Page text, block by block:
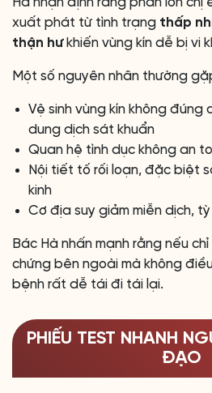
xuất phát từ tình trạng thấp
thận hưkhiến vùng kín dễ bị vi
Một số nguyên nhân thường
Vệ sinh vùng kín không đúng
dung dịch sát khuẩn
Quan hệ tình dục không an
Nội tiết tố rối loạn, đặc biệt
kinh
Cơ địa suy giảm miễn dịch,
Bác Hà nhấn mạnh rằng nếu
chứng bên ngoài mà không
bệnh rất dễ tái đi tái lại.
PHIẾU TEST NHANH
ĐẠO